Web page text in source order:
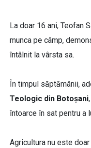
La doar 16 ani, Teofan
munca pe câmp,
întâlnit la vârsta sa.
În timpul săptămânii,
Teologic din Botoșani
întoarce în sat pentru a
Agricultura nu este